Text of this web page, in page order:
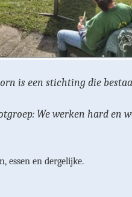
is een stichting die
We werken hard en
essen en dergelijke.